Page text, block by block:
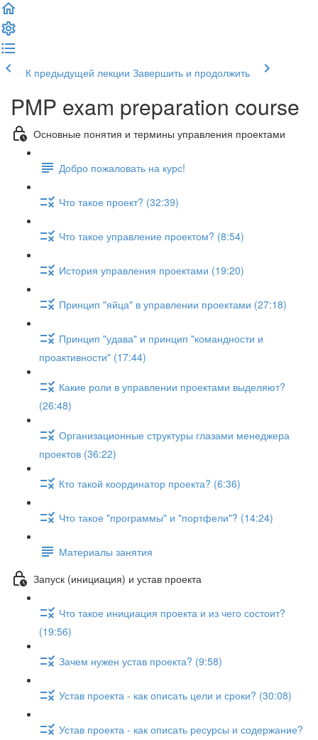
К предыдущей лекции Завершить и продолжить
PMP exam preparation course
Основные понятия и термины управления проектами
Добро пожаловать на курс!
Что такое проект? (32:39)
Что такое управление проектом? (8:54)
История управления проектами (19:20)
Принцип "яйца" в управлении проектами (27:18)
Принцип "удава" и принцип "командности и
проактивности" (17:44)
Какие роли в управлении проектами выделяют?
(26:48)
Организационные структуры глазами менеджера
проектов (36:22)
Кто такой координатор проекта? (6:36)
Что такое "программы" и "портфели"? (14:24)
Материалы занятия
Запуск (инициация) и устав проекта
Что такое инициация проекта и из чего состоит?
(19:56)
Зачем нужен устав проекта? (9:58)
Устав проекта - как описать цели и сроки? (30:08)
Устав проекта - как описать ресурсы и содержание?